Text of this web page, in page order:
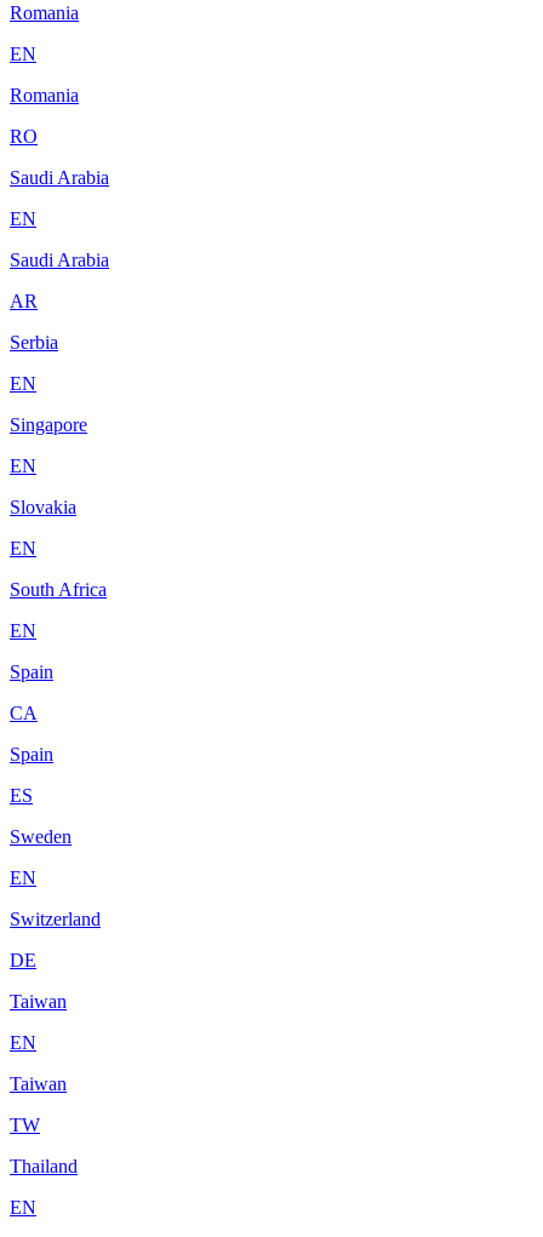
Romania
EN
Romania
RO
Saudi Arabia
EN
Saudi Arabia
AR
Serbia
EN
Singapore
EN
Slovakia
EN
South Africa
EN
Spain
CA
Spain
ES
Sweden
EN
Switzerland
DE
Taiwan
EN
Taiwan
TW
Thailand
EN